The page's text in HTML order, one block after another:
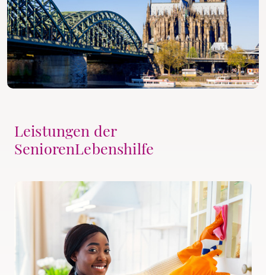
Leistungen der
SeniorenLebenshilfe